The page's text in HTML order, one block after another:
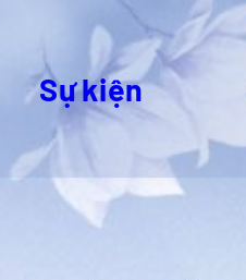
Sự kiện